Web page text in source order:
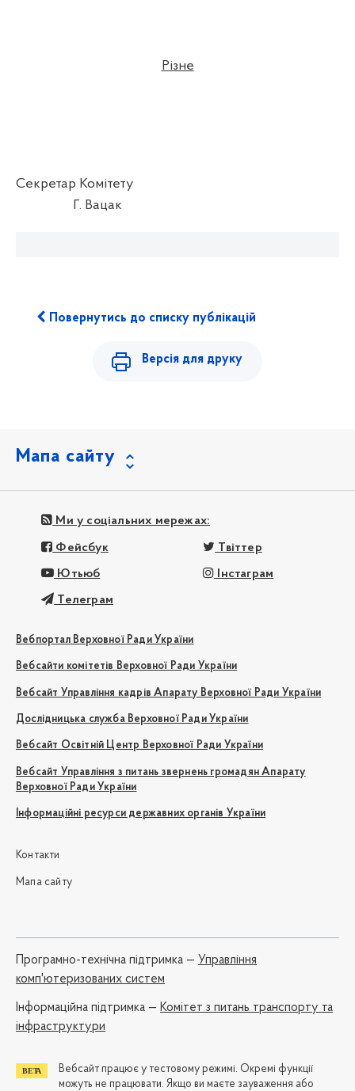
Різне
Секретар Комітету
Г. Вацак
Повернутись до списку публікацій
Версія для друку
Мапа сайту
Ми у соціальних мережах:
Фейсбук Твіттер
Ютьюб Інстаграм
Телеграм
Вебпортал Верховної Ради України
Вебсайти комітетів Верховної Ради України
Вебсайт Управління кадрів Апарату Верховної Ради України
Дослідницька служба Верховної Ради України
Вебсайт Освітній Центр Верховної Ради України
Вебсайт Управління з питань звернень громадян Апарату
Верховної Ради України
Інформаційні ресурси державних органів України
Контакти
Мапа сайту
Програмно-технічна підтримка — Управління
комп'ютеризованих систем
Iнформаційна підтримка — Комітет з питань транспорту та
інфраструктури
Вебсайт працює у тестовому режимі. Окремі функції
можуть не працювати. Якщо ви маєте зауваження або